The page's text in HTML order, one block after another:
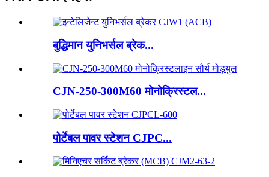
बुद्धिमान युनिभर्सल ब्रेक...
CJN-250-300M60 मोनोक्रिस्टल...
पोर्टेबल पावर स्टेशन CJPC...